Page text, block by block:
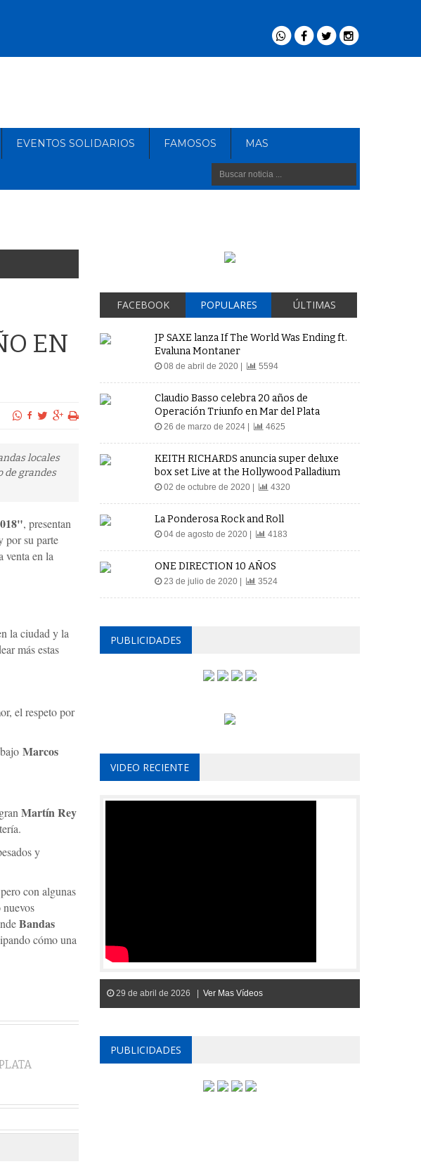
EVENTOS SOLIDARIOS FAMOSOS MAS
EN
locales
de grandes
, presentan
por su parte
venta en la
la ciudad y la
más estas
el respeto por
Marcos
Martín Rey
y
con algunas
Bandas
cómo una
FACEBOOK POPULARES ÚLTIMAS
JP SAXE lanza If The World Was Ending ft.
Evaluna Montaner
08 de abril de 2020 | 5594
Claudio Basso celebra 20 años de
Operación Triunfo en Mar del Plata
26 de marzo de 2024 | 4625
KEITH RICHARDS anuncia super deluxe
box set Live at the Hollywood Palladium
02 de octubre de 2020 | 4320
La Ponderosa Rock and Roll
04 de agosto de 2020 | 4183
ONE DIRECTION 10 AÑOS
23 de julio de 2020 | 3524
PUBLICIDADES
VIDEO RECIENTE
29 de abril de 2026 | Ver Mas Vídeos
PUBLICIDADES